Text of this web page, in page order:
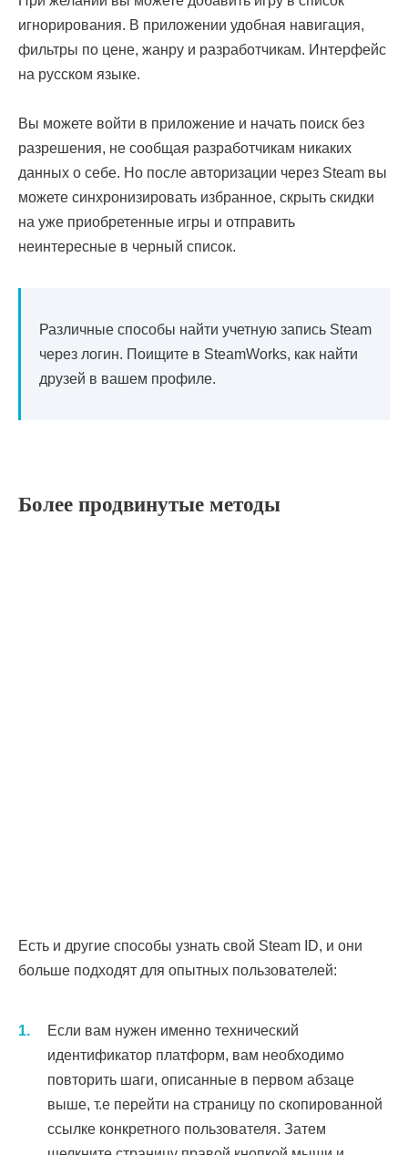
игнорирования. В приложении удобная навигация,
фильтры по цене, жанру и разработчикам. Интерфейс
на русском языке.
Вы можете войти в приложение и начать поиск без
разрешения, не сообщая разработчикам никаких
данных о себе. Но после авторизации через Steam вы
можете синхронизировать избранное, скрыть скидки
на уже приобретенные игры и отправить
неинтересные в черный список.
Различные способы найти учетную запись Steam
через логин. Поищите в SteamWorks, как найти
друзей в вашем профиле.
Более продвинутые методы
Есть и другие способы узнать свой Steam ID, и они
больше подходят для опытных пользователей:
Если вам нужен именно технический
идентификатор платформ, вам необходимо
повторить шаги, описанные в первом абзаце
выше, т.е перейти на страницу по скопированной
ссылке конкретного пользователя. Затем